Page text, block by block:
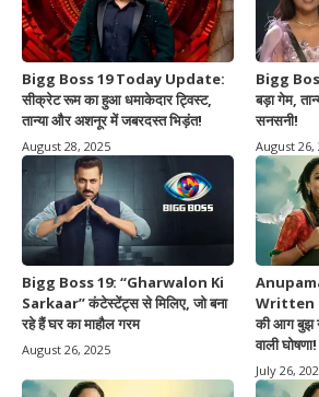
Bigg Boss 19 Today Update:
सीक्रेट रूम का हुआ धमाकेदार ट्विस्ट,
तान्या और अशनूर में जबरदस्त भिड़ंत!
August 28, 2025
Bigg
बड़ा गेम,
सनसनी!
August 26,
Bigg Boss 19: “Gharwalon Ki
Sarkaar” कंटेस्टेंट्स से मिलिए, जो बना
रहे हैं घर का माहौल गरम
August 26, 2025
Written
की आग बुझ
वाली घोषणा!
July 26,